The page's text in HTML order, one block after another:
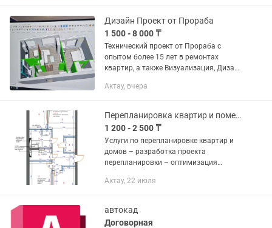
Дизайн Проект от Прораба
1 500 - 8 000 ₸
Технический проект от Прораба с
опытом более 15 лет в ремонтах
квартир, а также Визуализация, Дизайн
комплектация материалов, Своя
Актау, вчера
Перепланировка квартир и помещений (чертежник)
1 200 - 2 500 ₸
Услуги по перепланировке квартир и
домов – разработка проекта
перепланировки – оптимизация
технической документации –
квартиры •...
Актау, 22 июля
автокад
Договорная